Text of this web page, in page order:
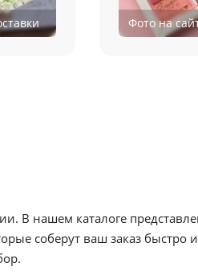
Фото на
В нашем каталоге
соберут ваш заказ быстро